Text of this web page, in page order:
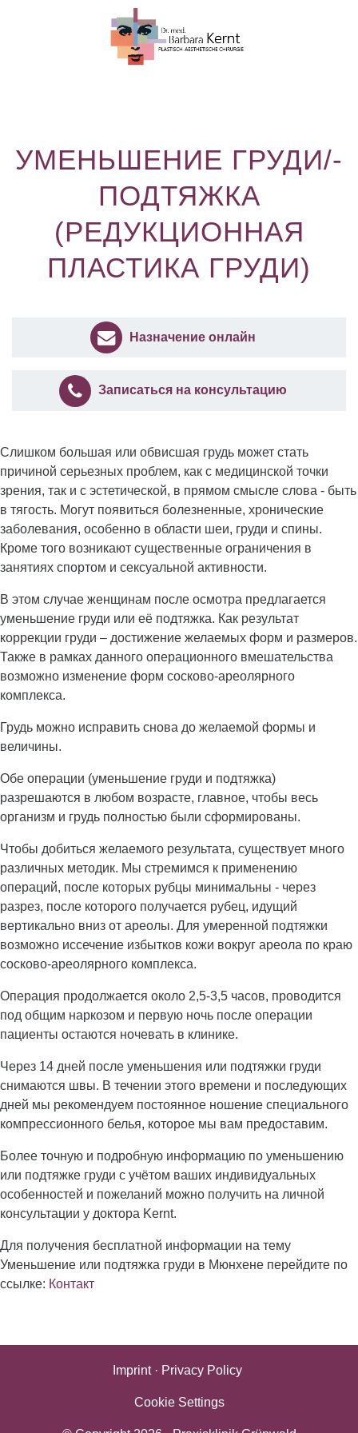
УМЕНЬШЕНИЕ ГРУДИ/-
ПОДТЯЖКА
(РЕДУКЦИОННАЯ
ПЛАСТИКА ГРУДИ)
Назначение онлайн
Записаться на консультацию
Слишком большая или обвисшая грудь может стать
причиной серьезных проблем, как с медицинской точки
зрения, так и с эстетической, в прямом смысле слова - быть
в тягость. Могут появиться болезненные, хронические
заболевания, особенно в области шеи, груди и спины.
Кроме того возникают существенные ограничения в
занятиях спортом и сексуальной активности.
В этом случае женщинам после осмотра предлагается
уменьшение груди или её подтяжка. Как результат
коррекции груди – достижение желаемых форм и размеров.
Также в рамках данного операционного вмешательства
возможно изменение форм сосково-ареолярного
комплекса.
Грудь можно исправить снова до желаемой формы и
величины.
Обе операции (уменьшение груди и подтяжка)
разрешаются в любом возрасте, главное, чтобы весь
организм и грудь полностью были сформированы.
Чтобы добиться желаемого результата, существует много
различных методик. Мы стремимся к применению
операций, после которых рубцы минимальны - через
разрез, после которого получается рубец, идущий
вертикально вниз от ареолы. Для умеренной подтяжки
возможно иссечение избытков кожи вокруг ареола по краю
сосково-ареолярного комплекса.
Операция продолжается около 2,5-3,5 часов, проводится
под общим наркозом и первую ночь после операции
пациенты остаются ночевать в клинике.
Через 14 дней после уменьшения или подтяжки груди
снимаются швы. В течении этого времени и последующих
дней мы рекомендуем постоянное ношение специального
компрессионного белья, которое мы вам предоставим.
Более точную и подробную информацию по уменьшению
или подтяжке груди с учётом ваших индивидуальных
особенностей и пожеланий можно получить на личной
консультации у доктора Kernt.
Для получения бесплатной информации на тему
Уменьшение или подтяжка груди в Мюнхене перейдите по
ссылке: Контакт
Imprint · Privacy Policy
Cookie Settings